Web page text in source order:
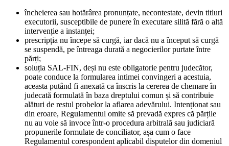
încheierea sau hotărârea pronunțate, necontestate, devin titluri
executorii, susceptibile de punere în executare silită fără o altă
intervenție a instanței;
prescripția nu începe să curgă, iar dacă nu a început să curgă
se suspendă, pe întreaga durată a negocierilor purtate între
părți;
soluția SAL-FIN, deși nu este obligatorie pentru judecător,
poate conduce la formularea intimei convingeri a acestuia,
aceasta putând fi anexată ca înscris la cererea de chemare în
judecată formulată în baza dreptului comun și să contribuie
alături de restul probelor la aflarea adevărului. Intenționat sau
din eroare, Regulamentul omite să prevadă expres că părțile
nu au voie să invoce într-o procedura arbitrală sau judiciară
propunerile formulate de conciliator, așa cum o face
Regulamentul corespondent aplicabil disputelor din domeniul